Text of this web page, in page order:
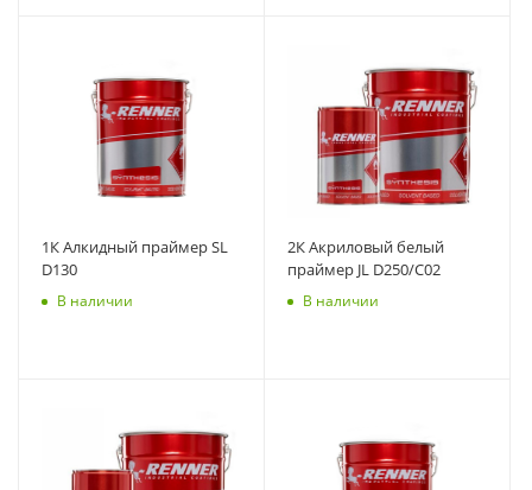
1К Алкидный праймер SL
D130
В наличии
2К Акриловый белый
праймер JL D250/C02
В наличии